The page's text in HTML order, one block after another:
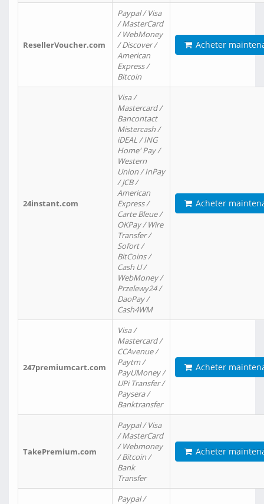
ResellerVoucher.com
Paypal / Visa
/ MasterCard
/ WebMoney
/ Discover /
American
Express /
Bitcoin
Acheter
24instant.com
Visa /
Mastercard /
Bancontact
Mistercash /
iDEAL / ING
Home' Pay /
Western
Union / InPay
/ JCB /
American
Express /
Carte Bleue /
OKPay / Wire
Transfer /
Sofort /
BitCoins /
Cash U /
WebMoney /
Przelewy24 /
DaoPay /
Cash4WM
Acheter
247premiumcart.com
Visa /
Mastercard /
CCAvenue /
Paytm /
PayUMoney /
UPi Transfer /
Paysera /
Banktransfer
Acheter
TakePremium.com
Paypal / Visa
/ MasterCard
/ Webmoney
/ Bitcoin /
Bank
Transfer
Acheter
Paypal /